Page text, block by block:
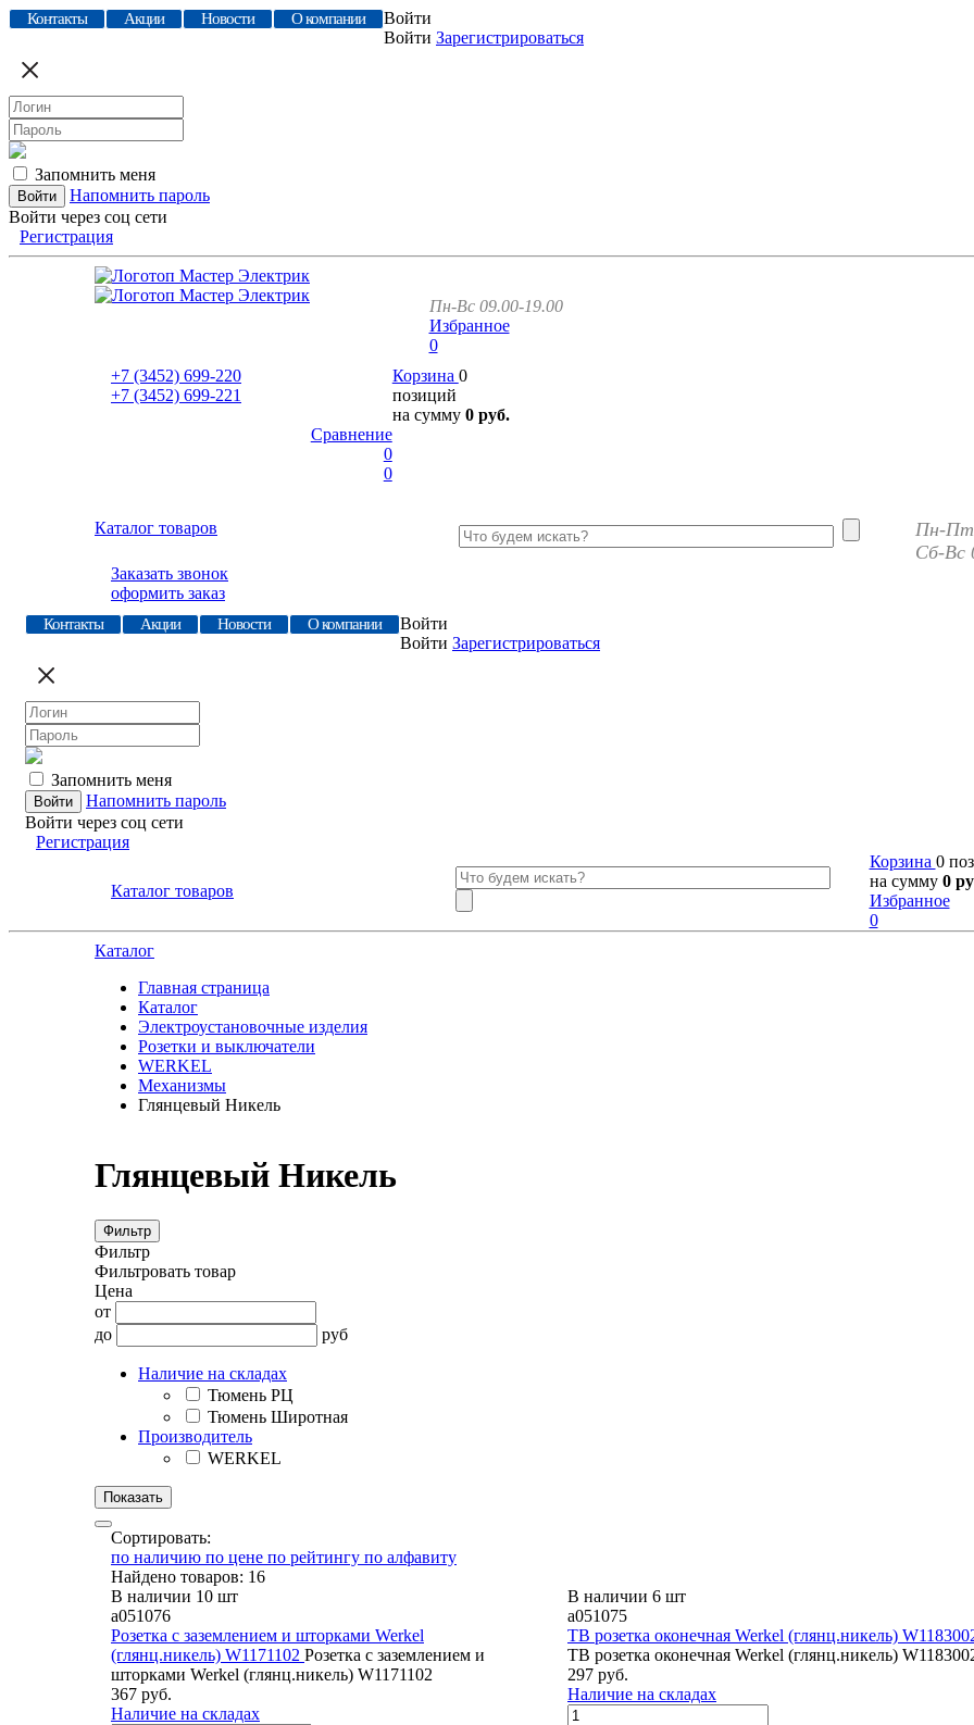
Контакты Акции Новости О компании
Войти
Войти Зарегистрироваться
Запомнить меня
Напомнить пароль
Войти через соц сети
Регистрация
Пн-Вс 09.00-19.00
Избранное
0
+7 (3452) 699-220
+7 (3452) 699-221
Корзина 0
позиций
на сумму 0 руб.
Сравнение
0
0
Каталог товаров
Пн-Пт
Сб-Вс
Заказать звонок
оформить заказ
Контакты Акции Новости О компании
Войти
Войти Зарегистрироваться
Запомнить меня
Напомнить пароль
Войти через соц сети
Регистрация
Каталог товаров
Корзина 0
на сумму 0
Избранное
0
Каталог
Главная страница
Каталог
Электроустановочные изделия
Розетки и выключатели
WERKEL
Механизмы
Глянцевый Никель
Глянцевый Никель
Фильтр
Фильтр
Фильтровать товар
Цена
от
до
руб
Наличие на складах
Тюмень РЦ
Тюмень Широтная
Производитель
WERKEL
Сортировать:
по наличию по цене по рейтингу по алфавиту
Найдено товаров: 16
В наличии 10 шт
a051076
Розетка с заземлением и шторками Werkel
(глянц.никель) W1171102 Розетка с заземлением и
шторками Werkel (глянц.никель) W1171102
367 руб.
Наличие на складах
В наличии 6 шт
a051075
ТВ розетка оконечная Werkel (глянц.никель)
ТВ розетка оконечная Werkel (глянц.никель)
297 руб.
Наличие на складах